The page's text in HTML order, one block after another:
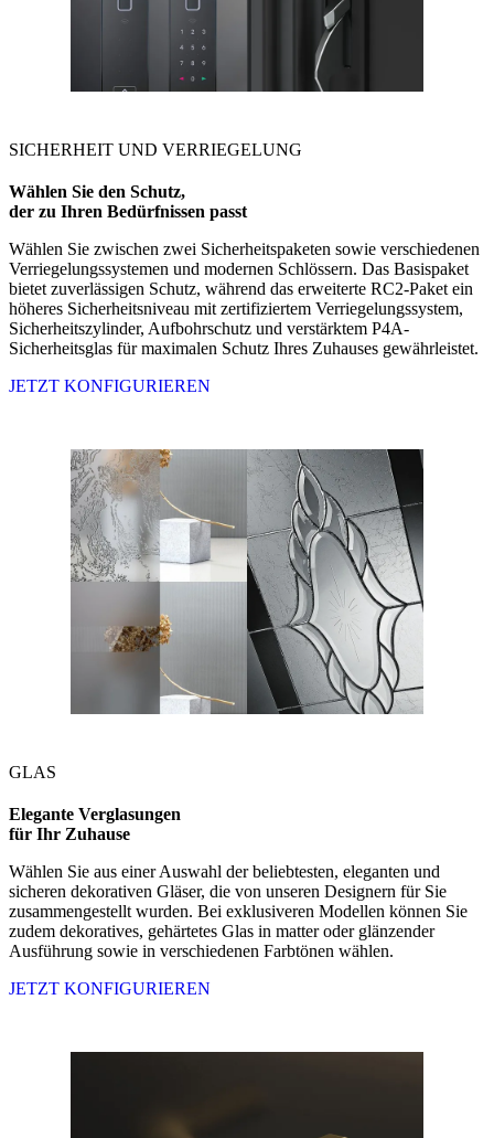
SICHERHEIT UND VERRIEGELUNG
Wählen Sie den Schutz,
der zu Ihren Bedürfnissen passt
Wählen Sie zwischen zwei Sicherheitspaketen sowie verschiedenen
Verriegelungssystemen und modernen Schlössern. Das Basispaket
bietet zuverlässigen Schutz, während das erweiterte RC2-Paket ein
höheres Sicherheitsniveau mit zertifiziertem Verriegelungssystem,
Sicherheitszylinder, Aufbohrschutz und verstärktem P4A-
Sicherheitsglas für maximalen Schutz Ihres Zuhauses gewährleistet.
JETZT KONFIGURIEREN
GLAS
Elegante Verglasungen
für Ihr Zuhause
Wählen Sie aus einer Auswahl der beliebtesten, eleganten und
sicheren dekorativen Gläser, die von unseren Designern für Sie
zusammengestellt wurden. Bei exklusiveren Modellen können Sie
zudem dekoratives, gehärtetes Glas in matter oder glänzender
Ausführung sowie in verschiedenen Farbtönen wählen.
JETZT KONFIGURIEREN